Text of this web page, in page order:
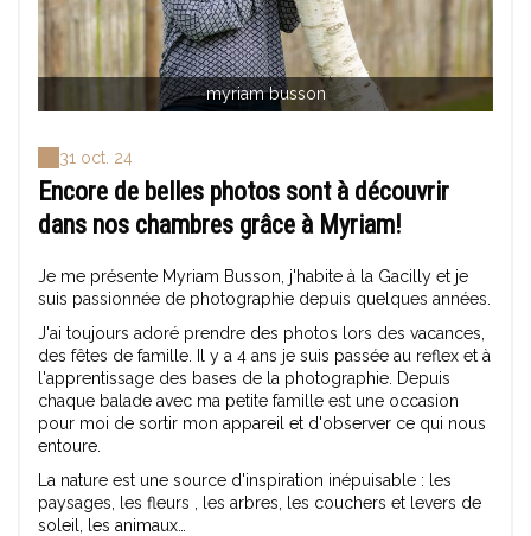
myriam busson
31 oct. 24
Encore de belles photos sont à découvrir
dans nos chambres grâce à Myriam!
Je me présente Myriam Busson, j'habite à la Gacilly et je
suis passionnée de photographie depuis quelques années.
J'ai toujours adoré prendre des photos lors des vacances,
des fêtes de famille. Il y a 4 ans je suis passée au reflex et à
l'apprentissage des bases de la photographie. Depuis
chaque balade avec ma petite famille est une occasion
pour moi de sortir mon appareil et d'observer ce qui nous
entoure.
La nature est une source d'inspiration inépuisable : les
paysages, les fleurs , les arbres, les couchers et levers de
soleil, les animaux…